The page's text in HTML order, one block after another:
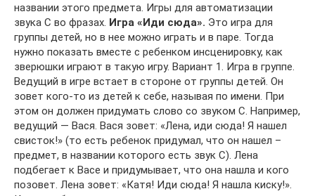
названии этого предмета. Игры для автоматизации
звука С во фразах. Игра «Иди сюда». Это игра для
группы детей, но в нее можно играть и в паре. Тогда
нужно показать вместе с ребенком инсценировку, как
зверюшки играют в такую игру. Вариант 1. Игра в группе.
Ведущий в игре встает в стороне от группы детей. Он
зовет кого-то из детей к себе, называя по имени. При
этом он должен придумать слово со звуком С. Например,
ведущий — Вася. Вася зовет: «Лена, иди сюда! Я нашел
свисток!» (то есть ребенок придумал, что он нашел –
предмет, в названии которого есть звук С). Лена
подбегает к Васе и придумывает, что она нашла и кого
позовет. Лена зовет: «Катя! Иди сюда! Я нашла киску!».